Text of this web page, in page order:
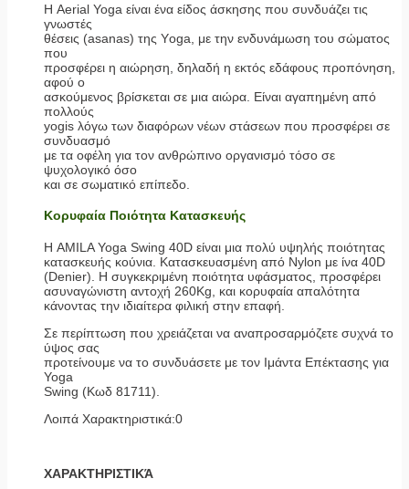
Η Aerial Yoga είναι ένα είδος άσκησης που συνδυάζει τις
γνωστές
θέσεις (asanas) της Υoga, με την ενδυνάμωση του σώματος
που
προσφέρει η αιώρηση, δηλαδή η εκτός εδάφους προπόνηση,
αφού ο
ασκούμενος βρίσκεται σε μια αιώρα. Eίναι αγαπημένη από
πολλούς
yogis λόγω των διαφόρων νέων στάσεων που προσφέρει σε
συνδυασμό
με τα οφέλη για τον ανθρώπινο οργανισμό τόσο σε
ψυχολογικό όσο
και σε σωματικό επίπεδο.
Κορυφαία Ποιότητα Κατασκευής
Η AMILA Yoga Swing 40D είναι μια πολύ υψηλής ποιότητας
κατασκευής κούνια. Κατασκευασμένη από Nylon με ίνα 40D
(Denier). Η συγκεκριμένη ποιότητα υφάσματος, προσφέρει
ασυναγώνιστη αντοχή 260Kg, και κορυφαία απαλότητα
κάνοντας την ιδιαίτερα φιλική στην επαφή.
Σε περίπτωση που χρειάζεται να αναπροσαρμόζετε συχνά το
ύψος σας
προτείνουμε να το συνδυάσετε με τον Ιμάντα Επέκτασης για
Yoga
Swing (Κωδ 81711).
Λοιπά Χαρακτηριστικά:0
ΧΑΡΑΚΤΗΡΙΣΤΙΚΆ